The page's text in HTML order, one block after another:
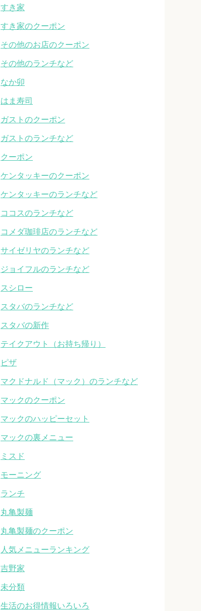
すき家
すき家のクーポン
その他のお店のクーポン
その他のランチなど
なか卯
はま寿司
ガストのクーポン
ガストのランチなど
クーポン
ケンタッキーのクーポン
ケンタッキーのランチなど
ココスのランチなど
コメダ珈琲店のランチなど
サイゼリヤのランチなど
ジョイフルのランチなど
スシロー
スタバのランチなど
スタバの新作
テイクアウト（お持ち帰り）
ピザ
マクドナルド（マック）のランチなど
マックのクーポン
マックのハッピーセット
マックの裏メニュー
ミスド
モーニング
ランチ
丸亀製麺
丸亀製麺のクーポン
人気メニューランキング
吉野家
未分類
生活のお得情報いろいろ